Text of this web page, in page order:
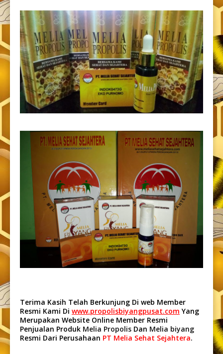
Terima Kasih Telah Berkunjung Di web Member
Resmi Kami Di www.propolisbiyangpusat.com Yang
Merupakan Website Online Member Resmi
Penjualan Produk Melia Propolis Dan Melia biyang
Resmi Dari Perusahaan PT Melia Sehat Sejahtera.